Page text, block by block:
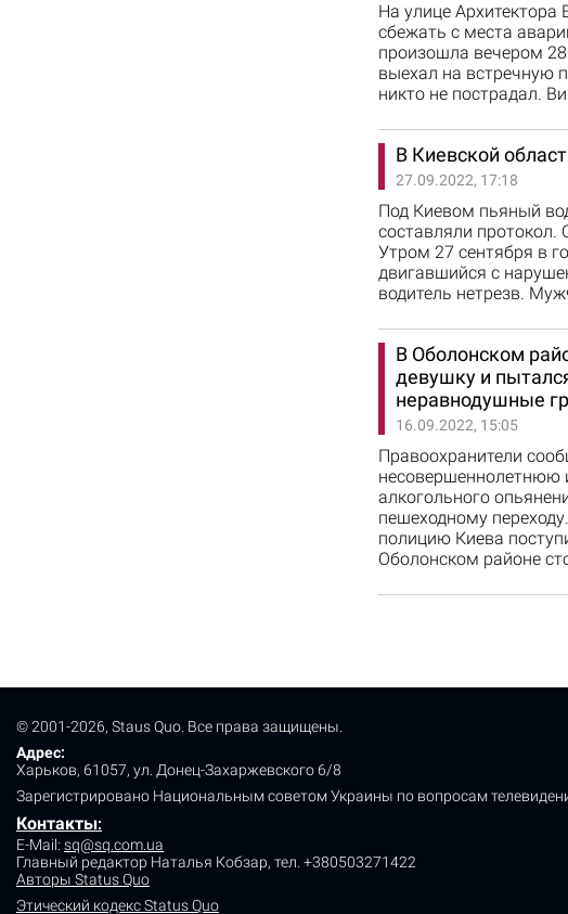
На улице
сбежать с места
произошла вечером 28
выехал на встречную
никто не пострадал.
В Киевской
27.09.2022, 17:18
Под Киевом пьяный
составляли протокол.
Утром 27 сентября в
двигавшийся с
водитель нетрезв.
В Оболонском
девушку и
неравнодушные
16.09.2022, 15:05
Правоохранители
несовершеннолетнюю
алкогольного
пешеходному
полицию Киева
Оболонском районе
© 2001-2026, Staus Quo. Все права защищены.
Адрес:
Харьков, 61057, ул. Донец-Захаржевского 6/8
Зарегистрировано Национальным советом Украины по вопросам
Контакты:
E-Mail: sq@sq.com.ua
Главный редактор Наталья Кобзар, тел. +380503271422
Авторы Status Quo
Этический кодекс Status Quo